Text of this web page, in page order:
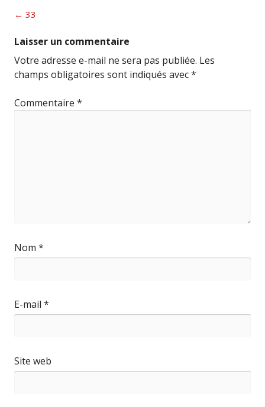
Post
← 33
Laisser un commentaire
Votre adresse e-mail ne sera pas publiée. Les
champs obligatoires sont indiqués avec*
Commentaire *
Nom *
E-mail *
Site web